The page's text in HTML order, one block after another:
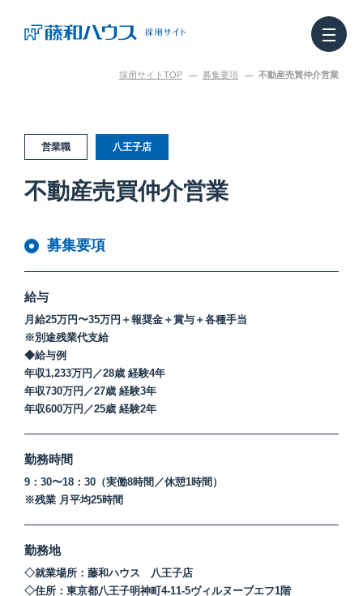
採用サイトTOP 募集要項 不動産売買仲介営業
営業職 八王子店
不動産売買仲介営業
募集要項
給与
月給25万円〜35万円＋報奨金＋賞与＋各種手当
※別途残業代支給
◆給与例
年収1,233万円／28歳 経験4年
年収730万円／27歳 経験3年
年収600万円／25歳 経験2年
勤務時間
9：30〜18：30（実働8時間／休憩1時間）
※残業 月平均25時間
勤務地
◇就業場所：藤和ハウス 八王子店
◇住所：東京都八王子明神町4-11-5ヴィルヌーブエフ1階
お知らせ
リアルな日常
募集要項
ENTRY
会社概要